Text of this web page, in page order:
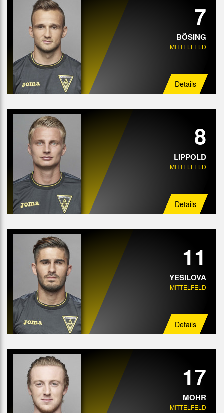
7
BÖSING
MITTELFELD
Details
8
LIPPOLD
MITTELFELD
Details
11
YESILOVA
MITTELFELD
Details
17
MOHR
MITTELFELD